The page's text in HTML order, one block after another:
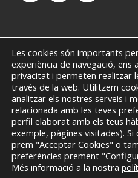
Twitter
Could not authenticate
© Copyright 2013 - 2016
Les cookies són importants
experiència de navegació,
privacitat i permeten realitzar
través de la web. Utilitzem
analitzar els nostres serveis i
relacionada amb les teves
perfil elaborat amb els teus
exemple, pàgines visitades). Si
prem "Acceptar Cookies" o
preferències prement
Més informació a la nostra